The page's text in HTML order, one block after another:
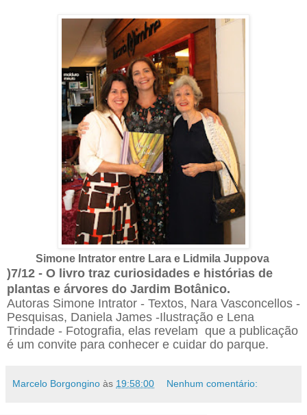
Simone Intrator entre Lara e Lidmila Juppova
)7/12 - O livro traz curiosidades e histórias de
plantas e árvores do Jardim Botânico.
Autoras Simone Intrator - Textos, Nara Vasconcellos -
Pesquisas, Daniela James -Ilustração e Lena
Trindade - Fotografia, elas revelam que a publicação
é um convite para conhecer e cuidar do parque.
Marcelo Borgongino às 19:58:00 Nenhum comentário: